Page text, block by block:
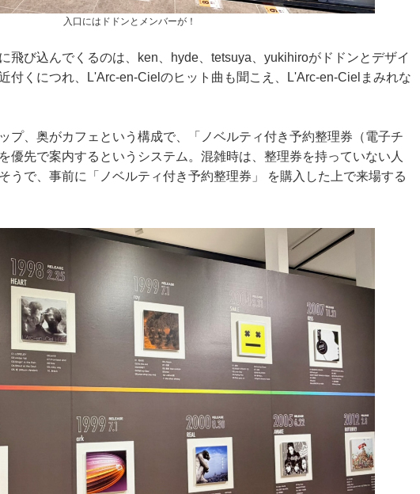
入口にはドドンとメンバーが！
飛び込んでくるのは、ken、hyde、tetsuya、yukihiroがドドンとデザイ
付くにつれ、L'Arc-en-Cielのヒット曲も聞こえ、L'Arc-en-Cielまみれな
プ、奥がカフェという構成で、「ノベルティ付き予約整理券（電子チ
優先で案内するというシステム。混雑時は、整理券を持っていない人
うで、事前に「ノベルティ付き予約整理券」 を購入した上で来場する